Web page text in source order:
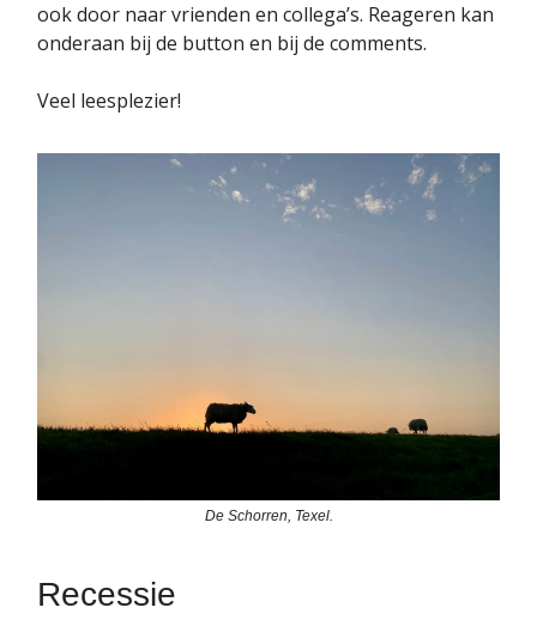
ook door naar vrienden en collega’s. Reageren kan
onderaan bij de button en bij de comments.
Veel leesplezier!
De Schorren, Texel.
Recessie